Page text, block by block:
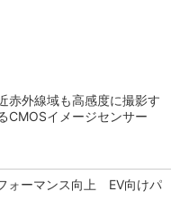
赤外線域も高感度に撮影す
CMOSイメージセンサー
ォーマンス向上 EV向けパ